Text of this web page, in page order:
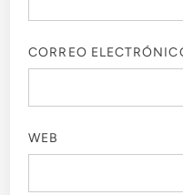
CORREO
WEB